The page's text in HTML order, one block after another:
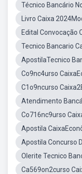
Técnico Bancário
Livro Caixa
Edital Convocação
Tecnico Bancario
ApostilaTecnico
Co9nc4urso
C1o9ncurso
Atendimento
Co716nc9urso
Apostila
Apostila Concurso
Olerite Tecnico
Ca569on2curso